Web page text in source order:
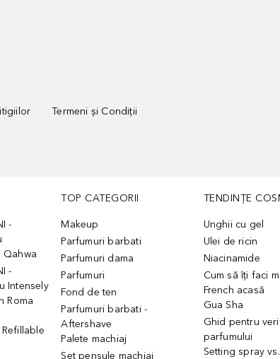
Termeni și Condiții
-
Qahwa
-
Intensely
Roma
TOP CATEGORII
Makeup
Parfumuri barbati
Parfumuri dama
Parfumuri
Fond de ten
Parfumuri barbati -
Aftershave
Palete machiaj
Set pensule machiaj
TENDINȚE
Unghii cu gel
Ulei de ricin
Niacinamide
Cum să îți faci
French acasă
Gua Sha
Ghid pentru
parfumului
Setting spray